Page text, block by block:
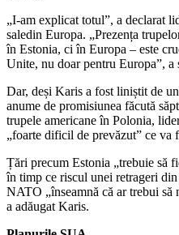
„I-am explicat totul”, a declarat
saledin Europa. „Prezența
în Estonia, ci în Europa – este
Unite, nu doar pentru Europa”, a
Dar, deși Karis a fost liniștit de
anume de promisiunea făcută
trupele americane în Polonia,
„foarte dificil de prevăzut” ce va
Țări precum Estonia „trebuie să
în timp ce riscul unei retrageri
NATO „înseamnă că ar trebui să
a adăugat Karis.